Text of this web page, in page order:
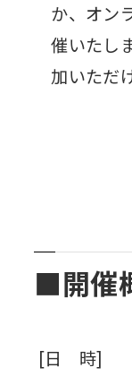
か、オン
催いたし
加いただ
■開催
[日 時]